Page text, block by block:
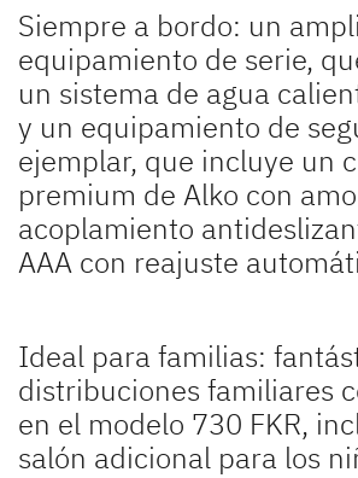
Siempre a bordo: un
equipamiento de serie,
un sistema de agua
y un equipamiento de
ejemplar, que incluye un
premium de Alko con
acoplamiento
AAA con reajuste
Ideal para familias:
distribuciones familiares
en el modelo 730 FKR,
salón adicional para los